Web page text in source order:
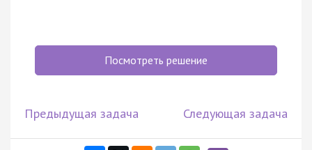
Посмотреть решение
Предыдущая задача Следующая задача